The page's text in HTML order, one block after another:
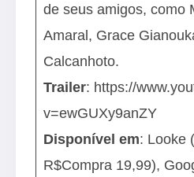
de seus amigos, como
Amaral, Grace
Calcanhoto.
Trailer: https://
v=ewGUXy9anZY
Disponível em: Looke
R$Compra 19,99),